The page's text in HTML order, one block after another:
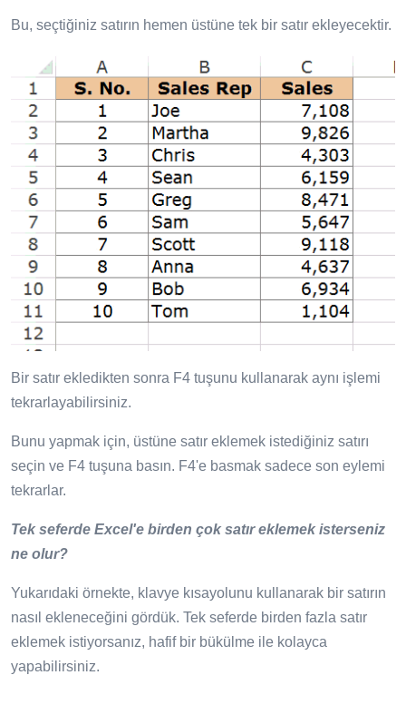
Bu, seçtiğiniz satırın hemen üstüne tek bir satır ekleyecektir.
Bir satır ekledikten sonra F4 tuşunu kullanarak aynı işlemi
tekrarlayabilirsiniz.
Bunu yapmak için, üstüne satır eklemek istediğiniz satırı
seçin ve F4 tuşuna basın. F4'e basmak sadece son eylemi
tekrarlar.
Tek seferde Excel'e birden çok satır eklemek isterseniz
ne olur?
Yukarıdaki örnekte, klavye kısayolunu kullanarak bir satırın
nasıl ekleneceğini gördük. Tek seferde birden fazla satır
eklemek istiyorsanız, hafif bir bükülme ile kolayca
yapabilirsiniz.